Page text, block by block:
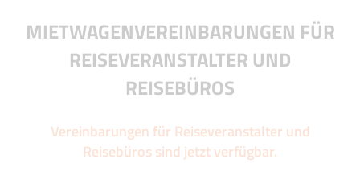
MIETWAGENVEREINBARUNGEN FÜR
REISEVERANSTALTER UND
REISEBÜROS
Vereinbarungen für Reiseveranstalter und
Reisebüros sind jetzt verfügbar.